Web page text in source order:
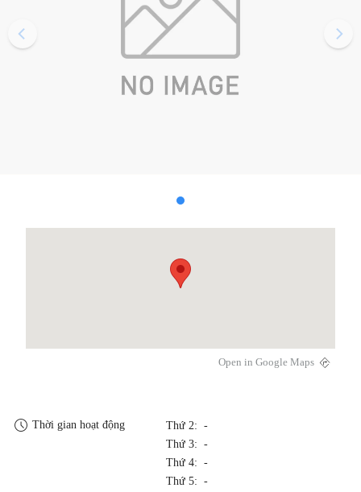
Open in Google Maps
Thời gian hoạt động
Thứ 2: -
Thứ 3: -
Thứ 4: -
Thứ 5: -